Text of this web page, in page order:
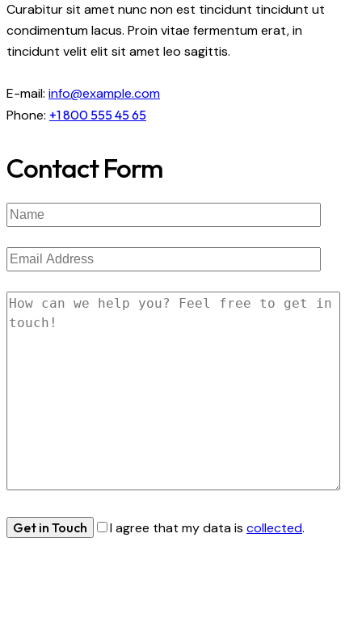
Curabitur sit amet nunc non est tincidunt tincidunt ut
condimentum lacus. Proin vitae fermentum erat, in
tincidunt velit elit sit amet leo sagittis.
E-mail: info@example.com
Phone: +1 800 555 45 65
Contact Form
I agree that my data is collected.